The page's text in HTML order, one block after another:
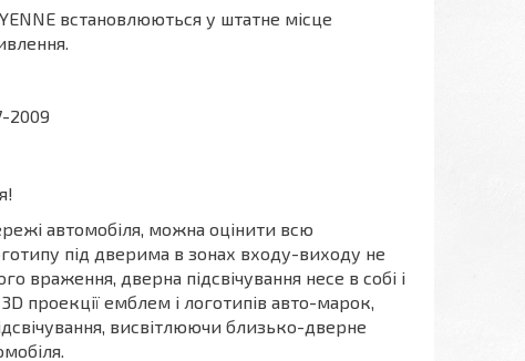
встановлюються у штатне місце
2009
автомобіля, можна оцінити всю
під дверима в зонах входу-виходу не
враження, дверна підсвічування несе в собі і
проекції емблем і логотипів авто-марок,
висвітлюючи близько-дверне